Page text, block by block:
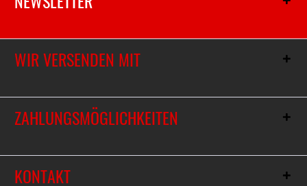
WIR VERSENDEN MIT
ZAHLUNGSMÖGLICHKEITEN
KONTAKT